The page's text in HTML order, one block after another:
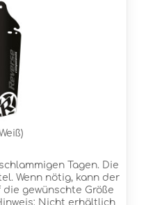
Tagen. Die
Wenn nötig, kann der
gewünschte Größe
Nicht erhältlich